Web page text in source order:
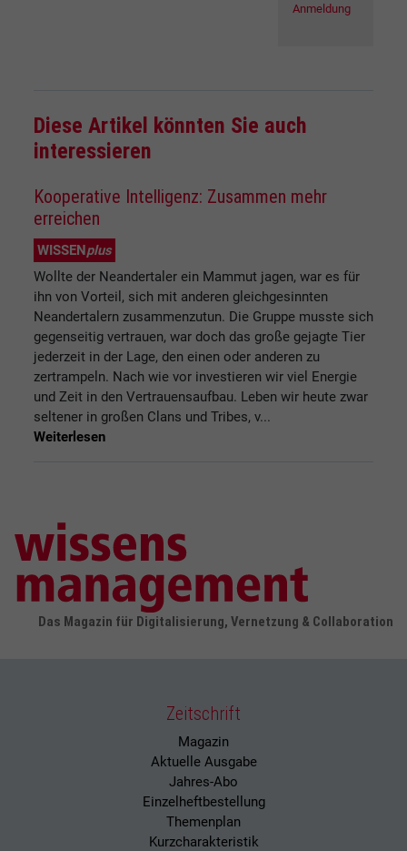
Anmeldung
Diese Artikel könnten Sie auch
interessieren
Kooperative Intelligenz: Zusammen mehr
erreichen
WISSENplus
Wollte der Neandertaler ein Mammut jagen, war es für
ihn von Vorteil, sich mit anderen gleichgesinnten
Neandertalern zusammenzutun. Die Gruppe musste sich
gegenseitig vertrauen, war doch das große gejagte Tier
jederzeit in der Lage, den einen oder anderen zu
zertrampeln. Nach wie vor investieren wir viel Energie
und Zeit in den Vertrauensaufbau. Leben wir heute zwar
seltener in großen Clans und Tribes, v...
Weiterlesen
Das Magazin für Digitalisierung, Vernetzung & Collaboration
Zeitschrift
Magazin
Aktuelle Ausgabe
Jahres-Abo
Einzelheftbestellung
Themenplan
Kurzcharakteristik